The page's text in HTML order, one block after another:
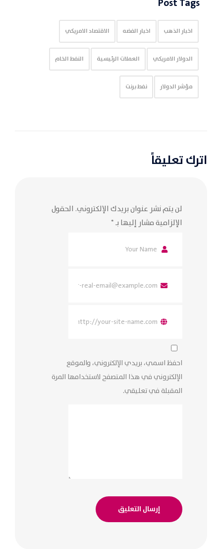
اخبار الذهب اخبار الفضه الاقتصاد الامريكي
الدولار الامريكي العملات الرئيسية النفط الخام
مؤشر الدولار نفط برنت
اترك تعليقاً
لن يتم نشر عنوان بريدك الإلكتروني. الحقول
الإلزامية مشار إليها بـ*
احفظ اسمي، بريدي الإلكتروني، والموقع
الإلكتروني في هذا المتصفح لاستخدامها المرة
المقبلة في تعليقي.